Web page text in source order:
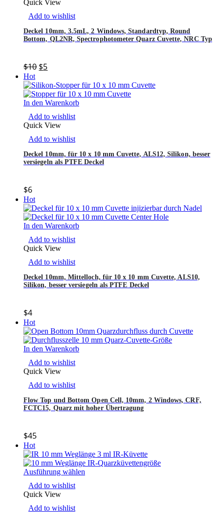
Quick View
Add to wishlist
Deckel 10mm, 3.5mL, 2 Windows, Standardtyp, Round
Bottom, QL2NR, Spectrophotometer Quarz Cuvette, NRC Typ
$10 $5
Hot
In den Warenkorb
Add to wishlist
Quick View
Add to wishlist
Deckel 10mm, für 10 x 10 mm Cuvette, ALS12, Silikon, besser
versiegeln als PTFE Deckel
$6
Hot
In den Warenkorb
Add to wishlist
Quick View
Add to wishlist
Deckel 10mm, Mittelloch, für 10 x 10 mm Cuvette, ALS10,
Silikon, besser versiegeln als PTFE Deckel
$4
Hot
In den Warenkorb
Add to wishlist
Quick View
Add to wishlist
Flow Top und Bottom Open Cell, 10mm, 2 Windows, CRF,
FCTC15, Quarz mit hoher Übertragung
$45
Hot
Ausführung wählen
Add to wishlist
Quick View
Add to wishlist